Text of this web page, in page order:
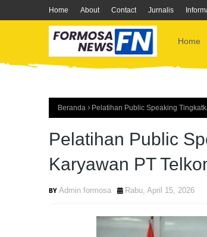
Home About Contact Jurnalis
Home
Beranda Pelatihan Public Speaking
Pelatihan Public
Karyawan PT
Admin formosa Rabu, April 15, 2026